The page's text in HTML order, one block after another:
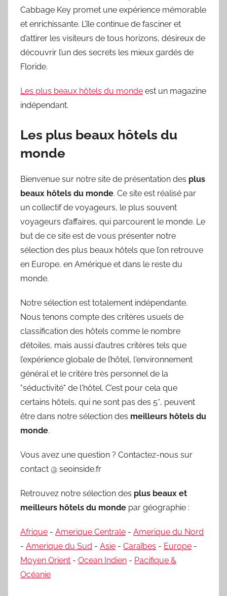
Cabbage Key promet une expérience mémorable
et enrichissante. L’île continue de fasciner et
d’attirer les visiteurs de tous horizons, désireux de
découvrir l’un des secrets les mieux gardés de
Floride.
Les plus beaux hôtels du monde est un magazine
indépendant.
Les plus beaux hôtels du
monde
Bienvenue sur notre site de présentation des plus
beaux hôtels du monde. Ce site est réalisé par
un collectif de voyageurs, le plus souvent
voyageurs d’affaires, qui parcourent le monde. Le
but de ce site est de vous présenter notre
sélection des plus beaux hôtels que l’on retrouve
en Europe, en Amérique et dans le reste du
monde.
Notre sélection est totalement indépendante.
Nous tenons compte des critères usuels de
classification des hôtels comme le nombre
d’étoiles, mais aussi d’autres critères tels que
l’expérience globale de l’hôtel, l'environnement
général et le critère très personnel de la
"séductivité" de l'hôtel. C’est pour cela que
certains hôtels, qui ne sont pas des 5*, peuvent
être dans notre sélection des meilleurs hôtels du
monde.
Vous avez une question ? Contactez-nous sur
contact @ seoinside.fr
Retrouvez notre sélection des plus beaux et
meilleurs hôtels du monde par géographie :
Afrique - Amerique Centrale - Amerique du Nord
- Amerique du Sud - Asie - Caraïbes - Europe -
Moyen Orient - Ocean Indien - Pacifique &
Océanie